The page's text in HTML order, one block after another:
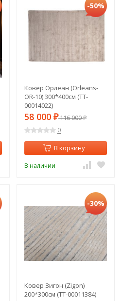
-50%
Ковер Орлеан (Orleans-
OR-10) 300*400см (TT-
00014022)
58 000 ₽116 000₽
0
В корзину
В наличии
-30%
Ковер Зигон (Zigon)
200*300см (TT-00011384)